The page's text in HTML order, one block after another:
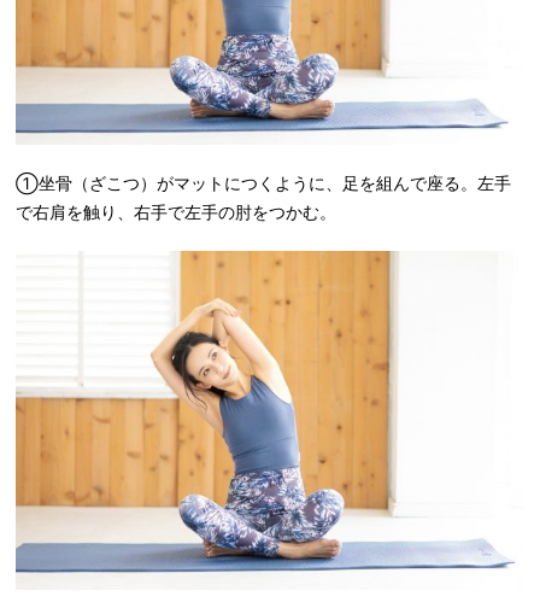
①坐骨（ざこつ）がマットにつくように、足を組んで座る。左手
で右肩を触り、右手で左手の肘をつかむ。